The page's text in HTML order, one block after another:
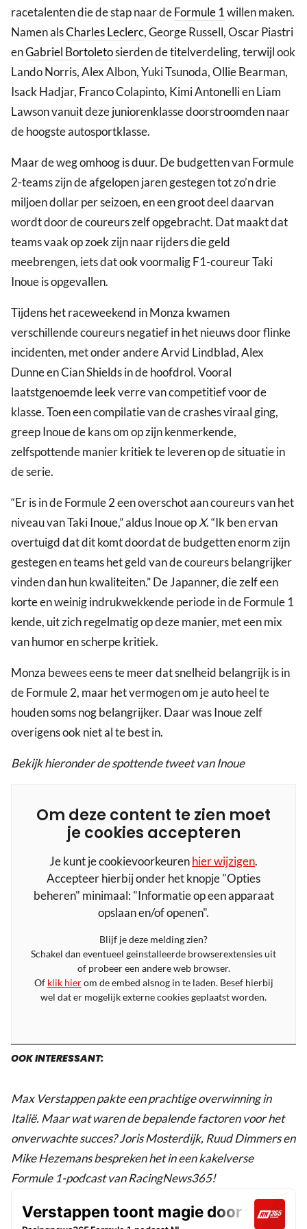
racetalenten die de stap naar deFormule 1willen maken.
Namen alsCharles Leclerc, George Russell, Oscar Piastri
enGabriel Bortoletosierden de titelverdeling, terwijl ook
Lando Norris, Alex Albon, Yuki Tsunoda, Ollie Bearman,
Isack Hadjar, Franco Colapinto, Kimi Antonelli en Liam
Lawson vanuit deze juniorenklasse doorstroomden naar
de hoogste autosportklasse.
Maar de weg omhoog is duur. De budgetten van Formule
2-teams zijn de afgelopen jaren gestegen tot zo’n drie
miljoen dollar per seizoen, en een groot deel daarvan
wordt door de coureurs zelf opgebracht. Dat maakt dat
teams vaak op zoek zijn naar rijders die geld
meebrengen, iets dat ook voormalig F1-coureur Taki
Inoue is opgevallen.
Tijdens het raceweekend in Monza kwamen
verschillende coureurs negatief in het nieuws door flinke
incidenten, met onder andere Arvid Lindblad, Alex
Dunne en Cian Shields in de hoofdrol. Vooral
laatstgenoemde leek verre van competitief voor de
klasse. Toen een compilatie van de crashes viraal ging,
greep Inoue de kans om op zijn kenmerkende,
zelfspottende manier kritiek te leveren op de situatie in
de serie.
“Er is in de Formule 2 een overschot aan coureurs van het
niveau van Taki Inoue,” aldus Inoue opX. “Ik ben ervan
overtuigd dat dit komt doordat de budgetten enorm zijn
gestegen en teams het geld van de coureurs belangrijker
vinden dan hun kwaliteiten.” De Japanner, die zelf een
korte en weinig indrukwekkende periode in de Formule 1
kende, uit zich regelmatig op deze manier, met een mix
van humor en scherpe kritiek.
Monza bewees eens te meer dat snelheid belangrijk is in
de Formule 2, maar het vermogen om je auto heel te
houden soms nog belangrijker. Daar was Inoue zelf
overigens ook niet al te best in.
Bekijk hieronder de spottende tweet van Inoue
Om deze content te zien moet
je cookies accepteren
Je kunt je cookievoorkeurenhier wijzigen.
Accepteer hierbij onder het knopje "Opties
beheren" minimaal: "Informatie op een apparaat
opslaan en/of openen".
Blijf je deze melding zien?
Schakel dan eventueel geinstalleerde browserextensies uit
of probeer een andere web browser.
Of klik hierom de embed alsnog in te laden. Besef hierbij
wel dat er mogelijk externe cookies geplaatst worden.
OOK INTERESSANT:
Max Verstappen pakte een prachtige overwinning in
Italië. Maar wat waren de bepalende factoren voor het
onverwachte succes? Joris Mosterdijk, Ruud Dimmers en
Mike Hezemans bespreken het in een kakelverse
Formule 1-podcast van RacingNews365!